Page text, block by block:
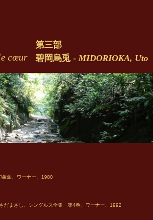
cœur
第三部
碧岡烏兎 - MIDORIOKA, Uto
派、ワーナー、1980
まさし、シングルス全集 第4巻、ワーナー、1992